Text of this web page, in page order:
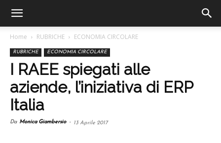
Home RUBRICHE ECONOMIA CIRCOLARE
RUBRICHE ECONOMIA CIRCOLARE
I RAEE spiegati alle
aziende, l’iniziativa di ERP
Italia
Da Monica Giambersio - 13 Aprile 2017